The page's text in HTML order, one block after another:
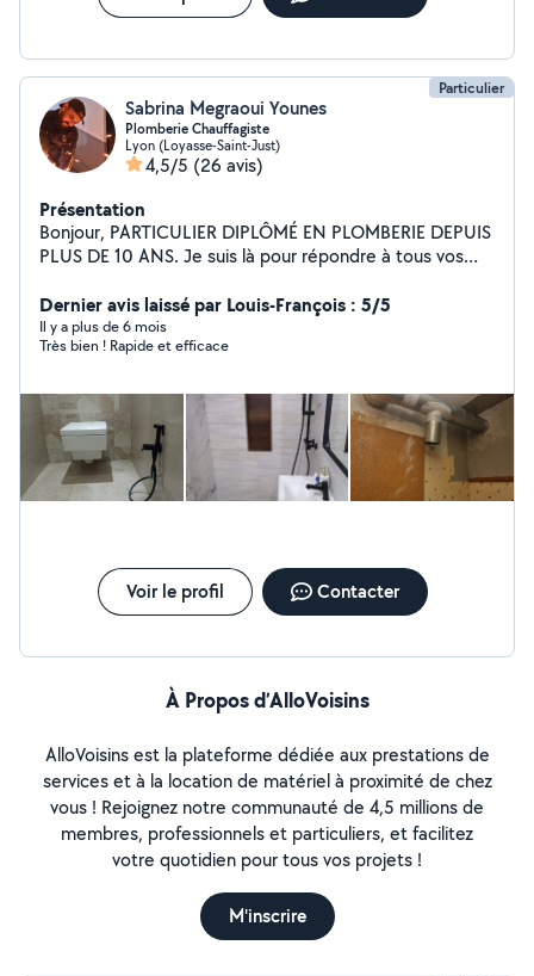
Particulier
Sabrina Megraoui Younes
Plomberie Chauffagiste
Lyon (Loyasse-Saint-Just)
4,5/5 (26 avis)
Présentation
Bonjour, PARTICULIER DIPLÔMÉ EN PLOMBERIE DEPUIS
PLUS DE 10 ANS. Je suis là pour répondre à tous vos
d'urgence, des installations ou des entretiens réguliers.
Je me rends disponible pour garantir un service rapide
et de qualité. Mes services incluent : - Détection et
robinetterie - Entretien de chauffe-eaux - Soudure etc...
Vous pouvez prendre contact avec moi directement par
téléphone ou par msg pour un devis. Ne laissez pas les
soucis de plomberie gâcher votre journée. Faites
confiance à mon expertise ;-) Bien à vous Younes
Dernier avis laissé par Louis-François : 5/5
Il y a plus de 6 mois
Très bien ! Rapide et efficace
Voir le profil Contacter
À Propos d’AlloVoisins
AlloVoisins est la plateforme dédiée aux prestations de
services et à la location de matériel à proximité de chez
vous ! Rejoignez notre communauté de 4,5 millions de
membres, professionnels et particuliers, et facilitez
votre quotidien pour tous vos projets !
M'inscrire